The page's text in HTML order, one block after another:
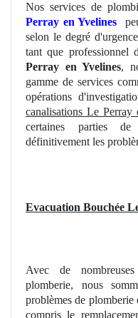
Nos services de
Perray en Yvelines
selon le degré
tant que professionnel
Perray en Yvelines,
gamme de services
opérations
canalisations Le Perray
certaines parties
définitivement les
Evacuation Bouchée
Avec de nombreuses
plomberie, nous
problèmes de
compris le